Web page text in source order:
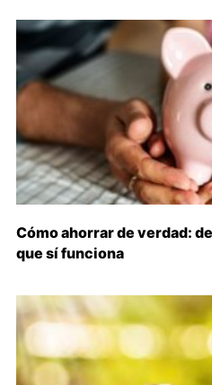
Cómo ahorrar de verdad:
que sí funciona